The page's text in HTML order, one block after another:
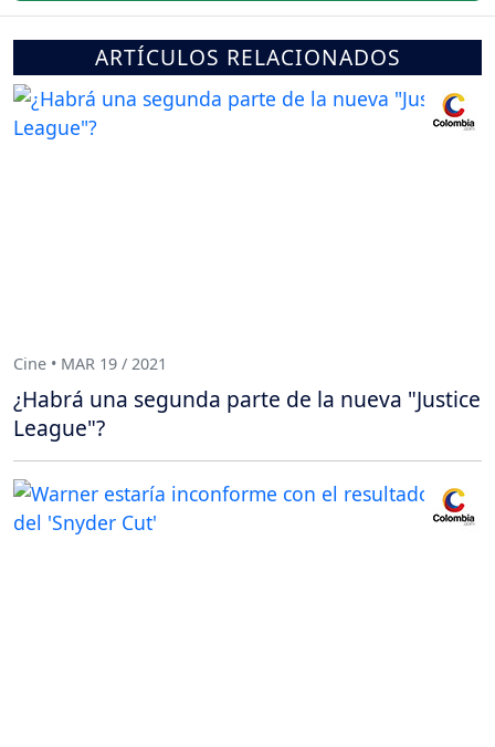
ARTÍCULOS RELACIONADOS
Cine • MAR 19 / 2021
¿Habrá una segunda parte de la nueva "Justice
League"?